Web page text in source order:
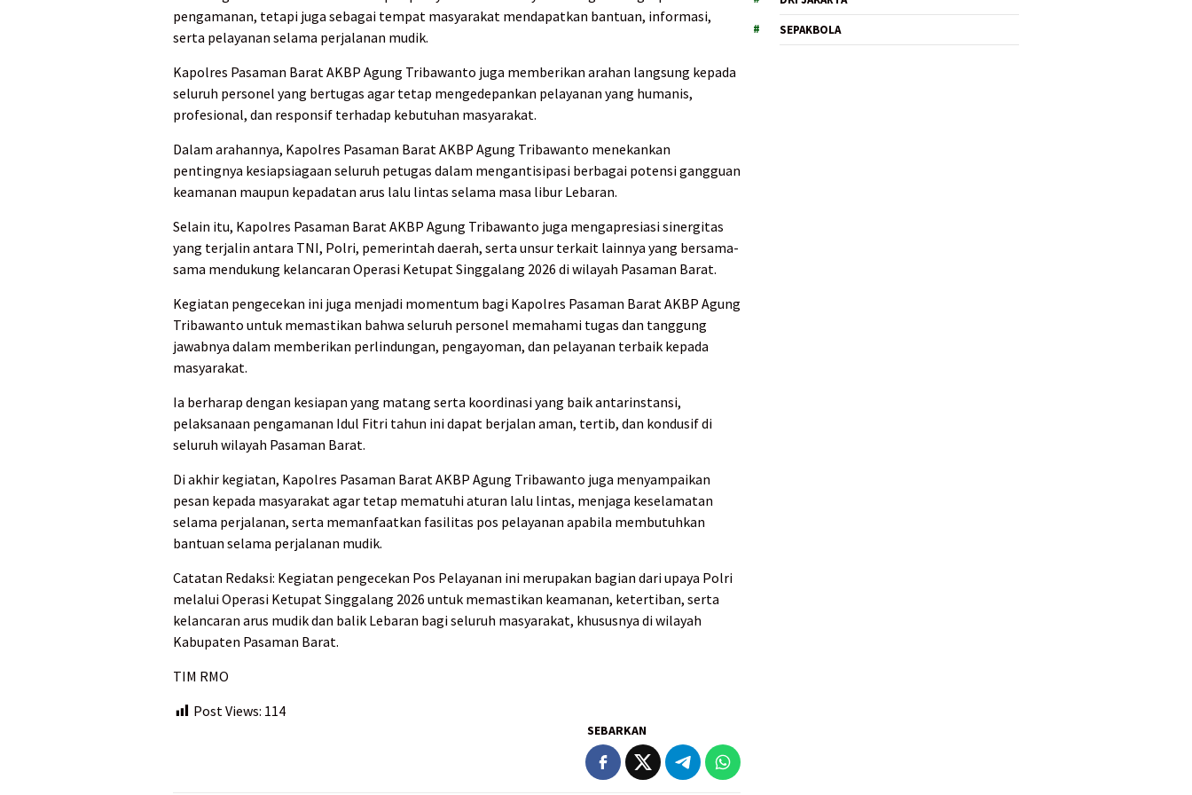
pengamanan, tetapi juga sebagai tempat masyarakat mendapatkan bantuan, informasi,
serta pelayanan selama perjalanan mudik.
Kapolres Pasaman Barat AKBP Agung Tribawanto juga memberikan arahan langsung kepada
seluruh personel yang bertugas agar tetap mengedepankan pelayanan yang humanis,
profesional, dan responsif terhadap kebutuhan masyarakat.
Dalam arahannya, Kapolres Pasaman Barat AKBP Agung Tribawanto menekankan
pentingnya kesiapsiagaan seluruh petugas dalam mengantisipasi berbagai potensi gangguan
keamanan maupun kepadatan arus lalu lintas selama masa libur Lebaran.
Selain itu, Kapolres Pasaman Barat AKBP Agung Tribawanto juga mengapresiasi sinergitas
yang terjalin antara TNI, Polri, pemerintah daerah, serta unsur terkait lainnya yang bersama-
sama mendukung kelancaran Operasi Ketupat Singgalang 2026 di wilayah Pasaman Barat.
Kegiatan pengecekan ini juga menjadi momentum bagi Kapolres Pasaman Barat AKBP Agung
Tribawanto untuk memastikan bahwa seluruh personel memahami tugas dan tanggung
jawabnya dalam memberikan perlindungan, pengayoman, dan pelayanan terbaik kepada
masyarakat.
Ia berharap dengan kesiapan yang matang serta koordinasi yang baik antarinstansi,
pelaksanaan pengamanan Idul Fitri tahun ini dapat berjalan aman, tertib, dan kondusif di
seluruh wilayah Pasaman Barat.
Di akhir kegiatan, Kapolres Pasaman Barat AKBP Agung Tribawanto juga menyampaikan
pesan kepada masyarakat agar tetap mematuhi aturan lalu lintas, menjaga keselamatan
selama perjalanan, serta memanfaatkan fasilitas pos pelayanan apabila membutuhkan
bantuan selama perjalanan mudik.
Catatan Redaksi: Kegiatan pengecekan Pos Pelayanan ini merupakan bagian dari upaya Polri
melalui Operasi Ketupat Singgalang 2026 untuk memastikan keamanan, ketertiban, serta
kelancaran arus mudik dan balik Lebaran bagi seluruh masyarakat, khususnya di wilayah
Kabupaten Pasaman Barat.
TIM RMO
Post Views: 114
SEBARKAN
SEPAKBOLA